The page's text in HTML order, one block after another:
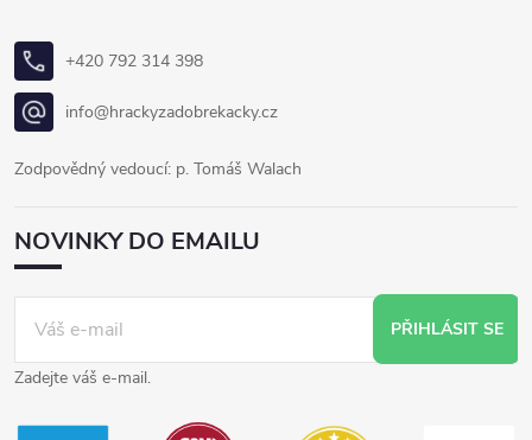
+420 792 314 398
info@hrackyzadobrekacky.cz
Zodpovědný vedoucí: p. Tomáš Walach
NOVINKY DO EMAILU
PŘIHLÁSIT SE
Zadejte váš e-mail.